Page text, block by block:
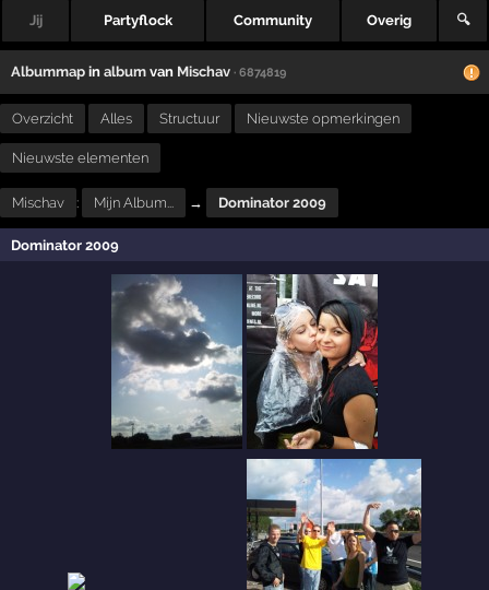
Jij Partyflock Community Overig 🔍
Albummap inalbum van Mischav · 6874819
Overzicht Alles Structuur Nieuwste opmerkingen
Nieuwste elementen
Mischav : Mijn Album... → Dominator 2009
Dominator 2009